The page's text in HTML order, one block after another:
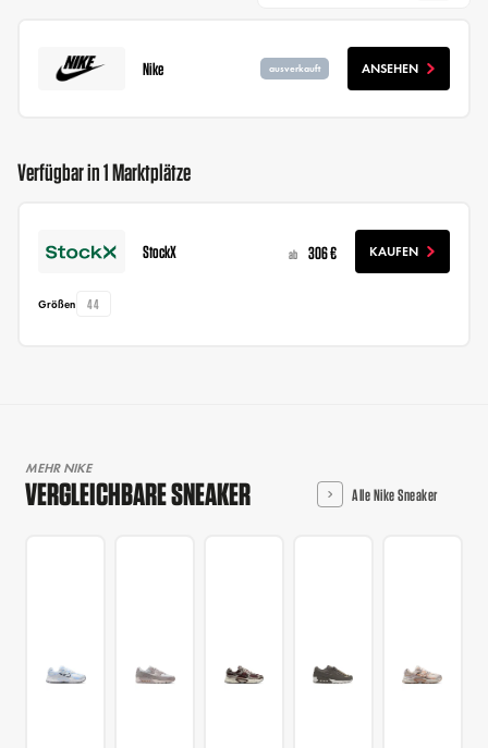
Nike ausverkauft ANSEHEN
Verfügbar in 1 Marktplätze
StockX ab 306 € KAUFEN
Größen 44
MEHR NIKE
VERGLEICHBARE SNEAKER Alle Nike Sneaker